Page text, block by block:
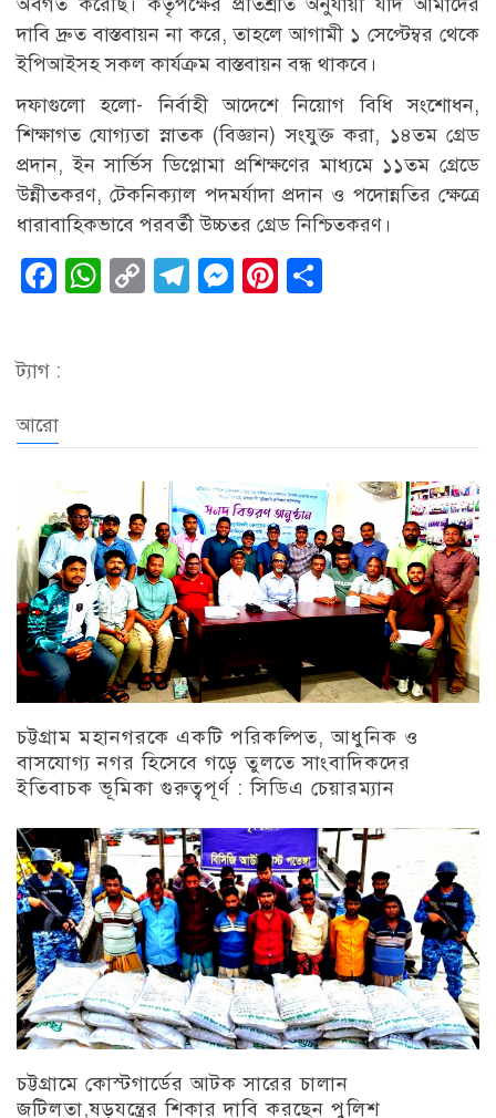
দাবি দ্রুত বাস্তবায়ন না করে, তাহলে আগামী ১ সেপ্টেম্বর থেকে
ইপিআইসহ সকল কার্যক্রম বাস্তবায়ন বন্ধ থাকবে।
দফাগুলো হলো- নির্বাহী আদেশে নিয়োগ বিধি সংশোধন,
শিক্ষাগত যোগ্যতা স্নাতক (বিজ্ঞান) সংযুক্ত করা, ১৪তম গ্রেড
প্রদান, ইন সার্ভিস ডিপ্লোমা প্রশিক্ষণের মাধ্যমে ১১তম গ্রেডে
উন্নীতকরণ, টেকনিক্যাল পদমর্যাদা প্রদান ও পদোন্নতির ক্ষেত্রে
ধারাবাহিকভাবে পরবর্তী উচ্চতর গ্রেড নিশ্চিতকরণ।
Facebook
WhatsApp
CopyTelegram
Messenger
Pinterest
ট্যাগ :
আরো
চট্টগ্রাম মহানগরকে একটি পরিকল্পিত, আধুনিক ও
বাসযোগ্য নগর হিসেবে গড়ে তুলতে সাংবাদিকদের
ইতিবাচক ভূমিকা গুরুত্বপূর্ণ : সিডিএ চেয়ারম্যান
চট্টগ্রামে কোস্টগার্ডের আটক সারের চালান
জটিলতা,ষড়যন্ত্রের শিকার দাবি করছেন পুলিশ